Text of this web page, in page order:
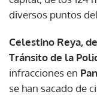
diversos puntos
Celestino Reya,
Tránsito de la
infracciones en
se han sacado de